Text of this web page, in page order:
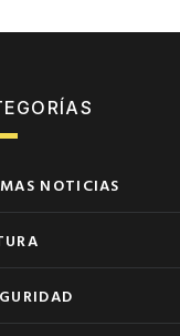
NOTICIAS